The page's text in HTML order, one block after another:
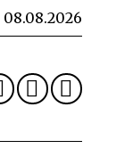
08.08.2026